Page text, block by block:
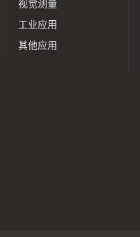
视觉测量
工业应用
其他应用